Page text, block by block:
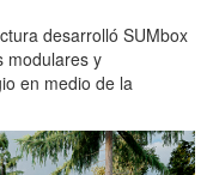
desarrolló SUMbox
modulares y
en medio de la